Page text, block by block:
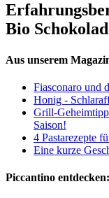
Bio
Aus unserem
Fiasconaro und
Honig -
Grill-
Saison!
4 Pastarezepte
Eine kurze
Piccantino entdecken: